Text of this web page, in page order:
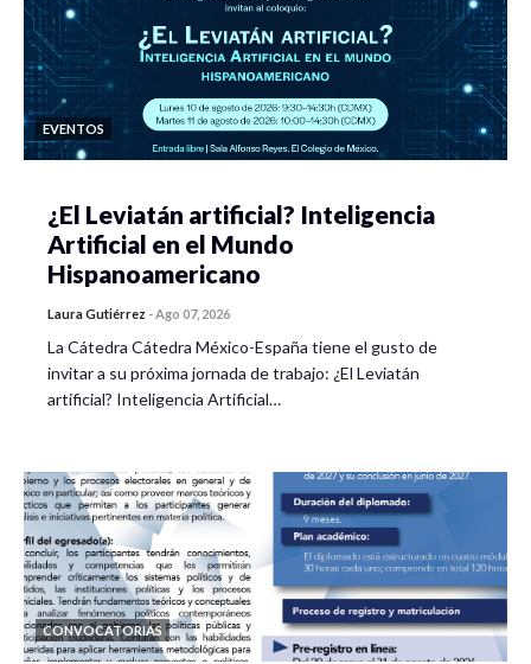
EVENTOS
¿El Leviatán artificial? Inteligencia
Artificial en el Mundo
Hispanoamericano
Laura Gutiérrez -Ago 07, 2026
La Cátedra Cátedra México-España tiene el gusto de
invitar a su próxima jornada de trabajo: ¿El Leviatán
artificial? Inteligencia Artificial…
CONVOCATORIAS